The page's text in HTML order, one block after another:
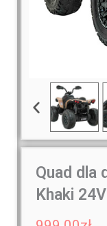
Quad dla
Khaki